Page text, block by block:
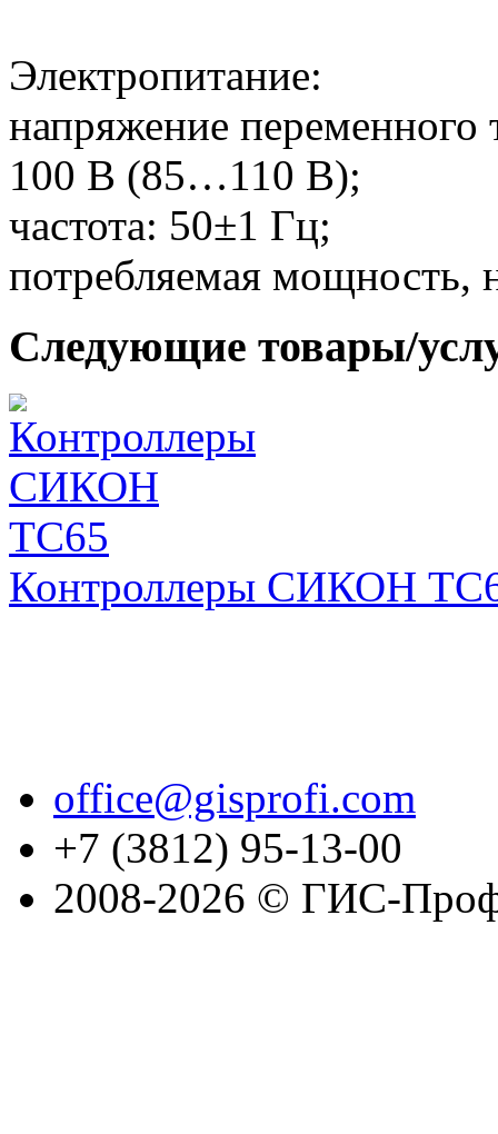
Электропитание:
напряжение
100 В (85…110 В);
частота: 50±1 Гц;
потребляемая мощность,
Следующие товары/
Контроллеры СИКОН
office@gisprofi.com
+7 (3812) 95-13-00
2008-2026 © ГИС-